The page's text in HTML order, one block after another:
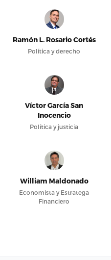
Ramón L. Rosario Cortés
Política y derecho
Víctor García San
Inocencio
Política y justicia
William Maldonado
Economista y Estratega
Financiero